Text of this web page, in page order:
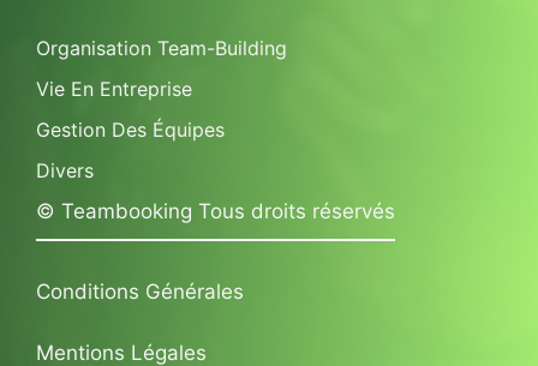
Organisation Team-Building
Vie En Entreprise
Gestion Des Équipes
Divers
© Teambooking Tous droits réservés
Conditions Générales
Mentions Légales